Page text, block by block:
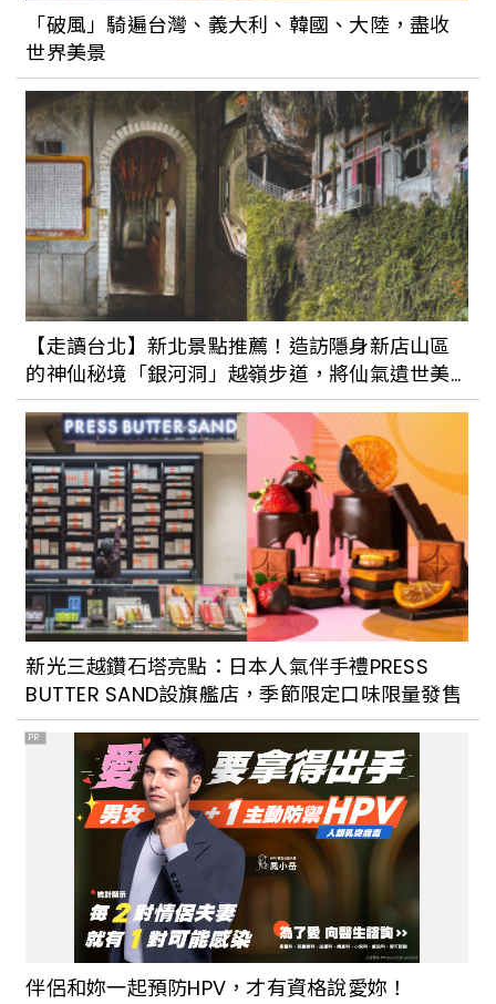
「破風」騎遍台灣、義大利、韓國、大陸，盡收
世界美景
【走讀台北】新北景點推薦！造訪隱身新店山區
的神仙秘境「銀河洞」越嶺步道，將仙氣遺世美
景收進眼底
新光三越鑽石塔亮點：日本人氣伴手禮PRESS
BUTTER SAND設旗艦店，季節限定口味限量發售
PR
伴侶和妳一起預防HPV，才有資格說愛妳！